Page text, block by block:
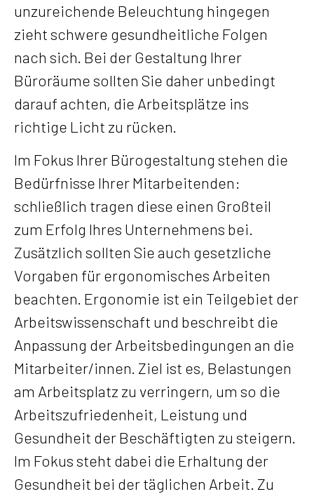
unzureichende Beleuchtung hingegen
zieht schwere gesundheitliche Folgen
nach sich. Bei der Gestaltung Ihrer
Büroräume sollten Sie daher unbedingt
darauf achten, die Arbeitsplätze ins
richtige Licht zu rücken.
Im Fokus Ihrer Bürogestaltung stehen die
Bedürfnisse Ihrer Mitarbeitenden:
schließlich tragen diese einen Großteil
zum Erfolg Ihres Unternehmens bei.
Zusätzlich sollten Sie auch gesetzliche
Vorgaben für ergonomisches Arbeiten
beachten. Ergonomie ist ein Teilgebiet der
Arbeitswissenschaft und beschreibt die
Anpassung der Arbeitsbedingungen an die
Mitarbeiter/innen. Ziel ist es, Belastungen
am Arbeitsplatz zu verringern, um so die
Arbeitszufriedenheit, Leistung und
Gesundheit der Beschäftigten zu steigern.
Im Fokus steht dabei die Erhaltung der
Gesundheit bei der täglichen Arbeit. Zu